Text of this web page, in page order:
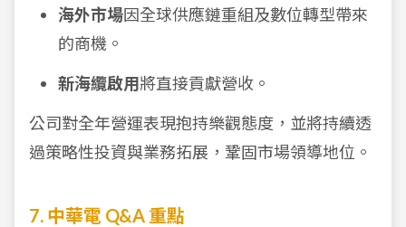
海外市場因全球供應鏈重組及數位轉型帶來
的商機。
新海纜啟用將直接貢獻營收。
公司對全年營運表現抱持樂觀態度，並將持續透
過策略性投資與業務拓展，鞏固市場領導地位。
7. 中華電 Q&A 重點